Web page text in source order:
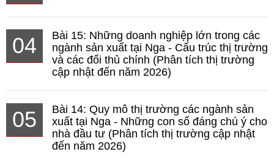
04
Bài 15: Những doanh nghiệp lớn trong các
ngành sản xuất tại Nga - Cấu trúc thị trường
và các đối thủ chính (Phân tích thị trường
cập nhật đến năm 2026)
05
Bài 14: Quy mô thị trường các ngành sản
xuất tại Nga - Những con số đáng chú ý cho
nhà đầu tư (Phân tích thị trường cập nhật
đến năm 2026)